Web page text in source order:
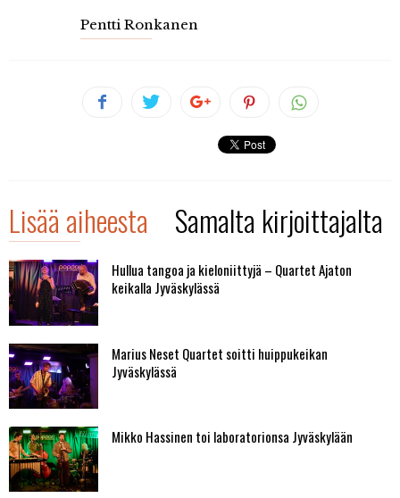
Pentti Ronkanen
Lisää aiheesta Samalta kirjoittajalta
Hullua tangoa ja kieloniittyjä – Quartet Ajaton
keikalla Jyväskylässä
Marius Neset Quartet soitti huippukeikan
Jyväskylässä
Mikko Hassinen toi laboratorionsa Jyväskylään